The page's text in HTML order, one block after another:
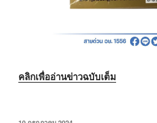
คลิกเพื่ออ่านข่าวฉบับเต็ม